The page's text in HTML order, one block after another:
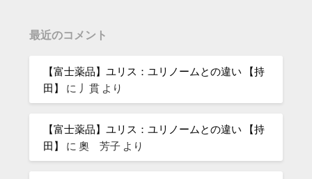
最近のコメント
【富士薬品】ユリス：ユリノームとの違い 【持
田】
に 丿貫 より
【富士薬品】ユリス：ユリノームとの違い 【持
田】
に奧 芳子 より